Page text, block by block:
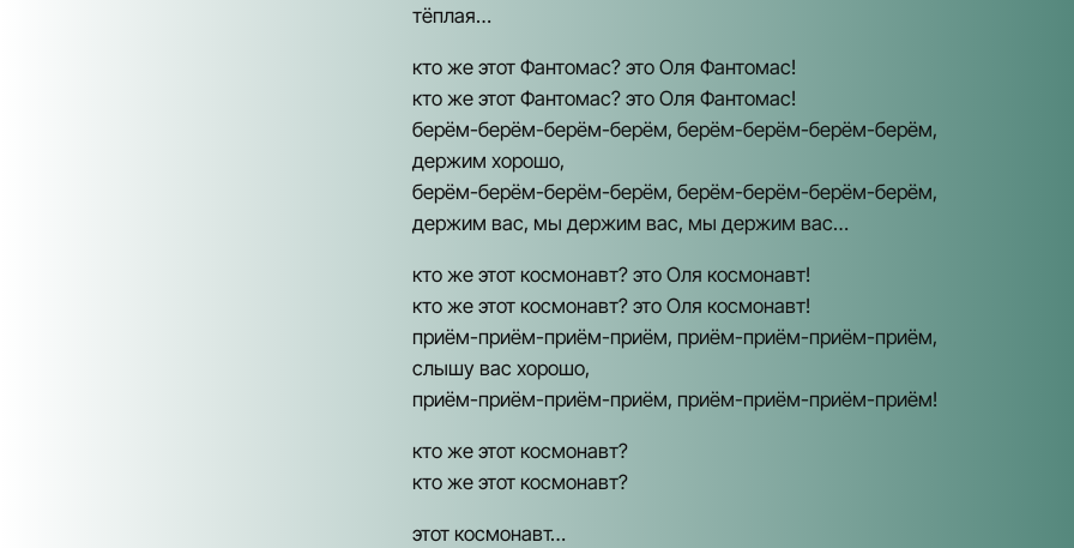
тёплая…
кто же этот Фантомас? это Оля Фантомас!
кто же этот Фантомас? это Оля Фантомас!
берём-берём-берём-берём, берём-берём-берём-берём,
держим хорошо,
берём-берём-берём-берём, берём-берём-берём-берём,
держим вас, мы держим вас, мы держим вас…
кто же этот космонавт? это Оля космонавт!
кто же этот космонавт? это Оля космонавт!
приём-приём-приём-приём, приём-приём-приём-приём,
слышу вас хорошо,
приём-приём-приём-приём, приём-приём-приём-приём!
кто же этот космонавт?
кто же этот космонавт?
этот космонавт…